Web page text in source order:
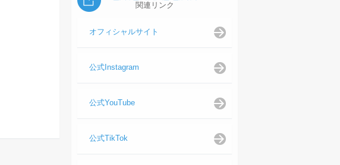
関連リンク
オフィシャルサイト
公式Instagram
公式YouTube
公式TikTok